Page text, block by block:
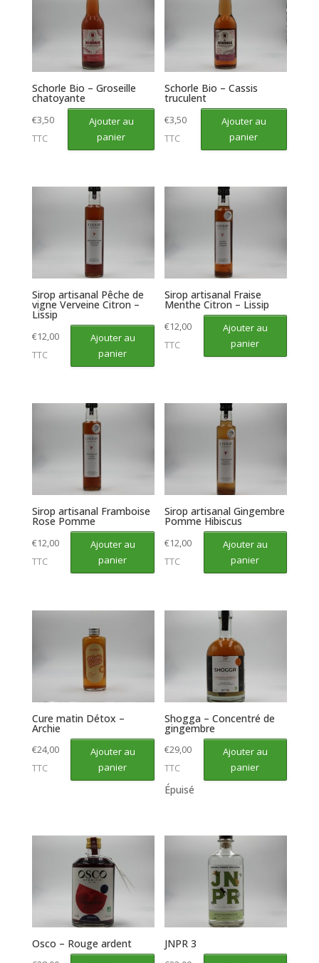
Schorle Bio – Groseille
chatoyante
€3,50
TTC
Ajouter au
panier
Schorle Bio – Cassis
truculent
€3,50
TTC
Ajouter au
panier
Sirop artisanal Pêche de
vigne Verveine Citron –
Lissip
€12,00
TTC
Ajouter au
panier
Sirop artisanal Fraise
Menthe Citron – Lissip
€12,00
TTC
Ajouter au
panier
Sirop artisanal Framboise
Rose Pomme
€12,00
TTC
Ajouter au
panier
Sirop artisanal Gingembre
Pomme Hibiscus
€12,00
TTC
Ajouter au
panier
Cure matin Détox –
Archie
€24,00
TTC
Ajouter au
panier
Shogga – Concentré de
gingembre
€29,00
TTC
Ajouter au
panier
Épuisé
Osco – Rouge ardent JNPR 3